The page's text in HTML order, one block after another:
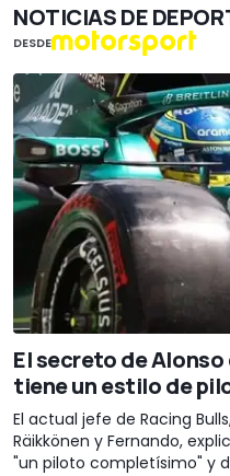
NOTICIAS DE
DESDE
El secreto de
tiene un estilo de
El actual jefe de Racing
Räikkönen y Fernando,
"un piloto completísimo" y